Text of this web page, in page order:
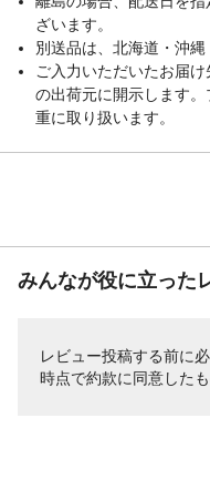
ざいます。
別送品は、北海道・沖縄
ご入力いただいたお届
の出荷元に開示します
重に取り扱います。
みんなが役に立った
レビュー投稿する前に
時点で約款に同意した